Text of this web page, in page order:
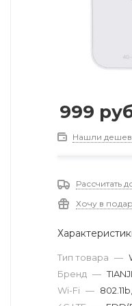
999
Нашли
Рассчитать
Хочу в
Тип товара —
Бренд —
Wi-Fi —